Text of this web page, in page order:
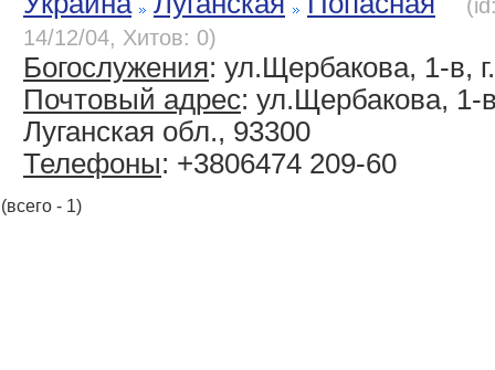
14/12/04, Хитов: 0)
Богослужения: ул.Щербакова, 1-в,
Почтовый адрес: ул.Щербакова, 1-
Луганская обл., 93300
Телефоны: +3806474 209-60
(всего - 1)